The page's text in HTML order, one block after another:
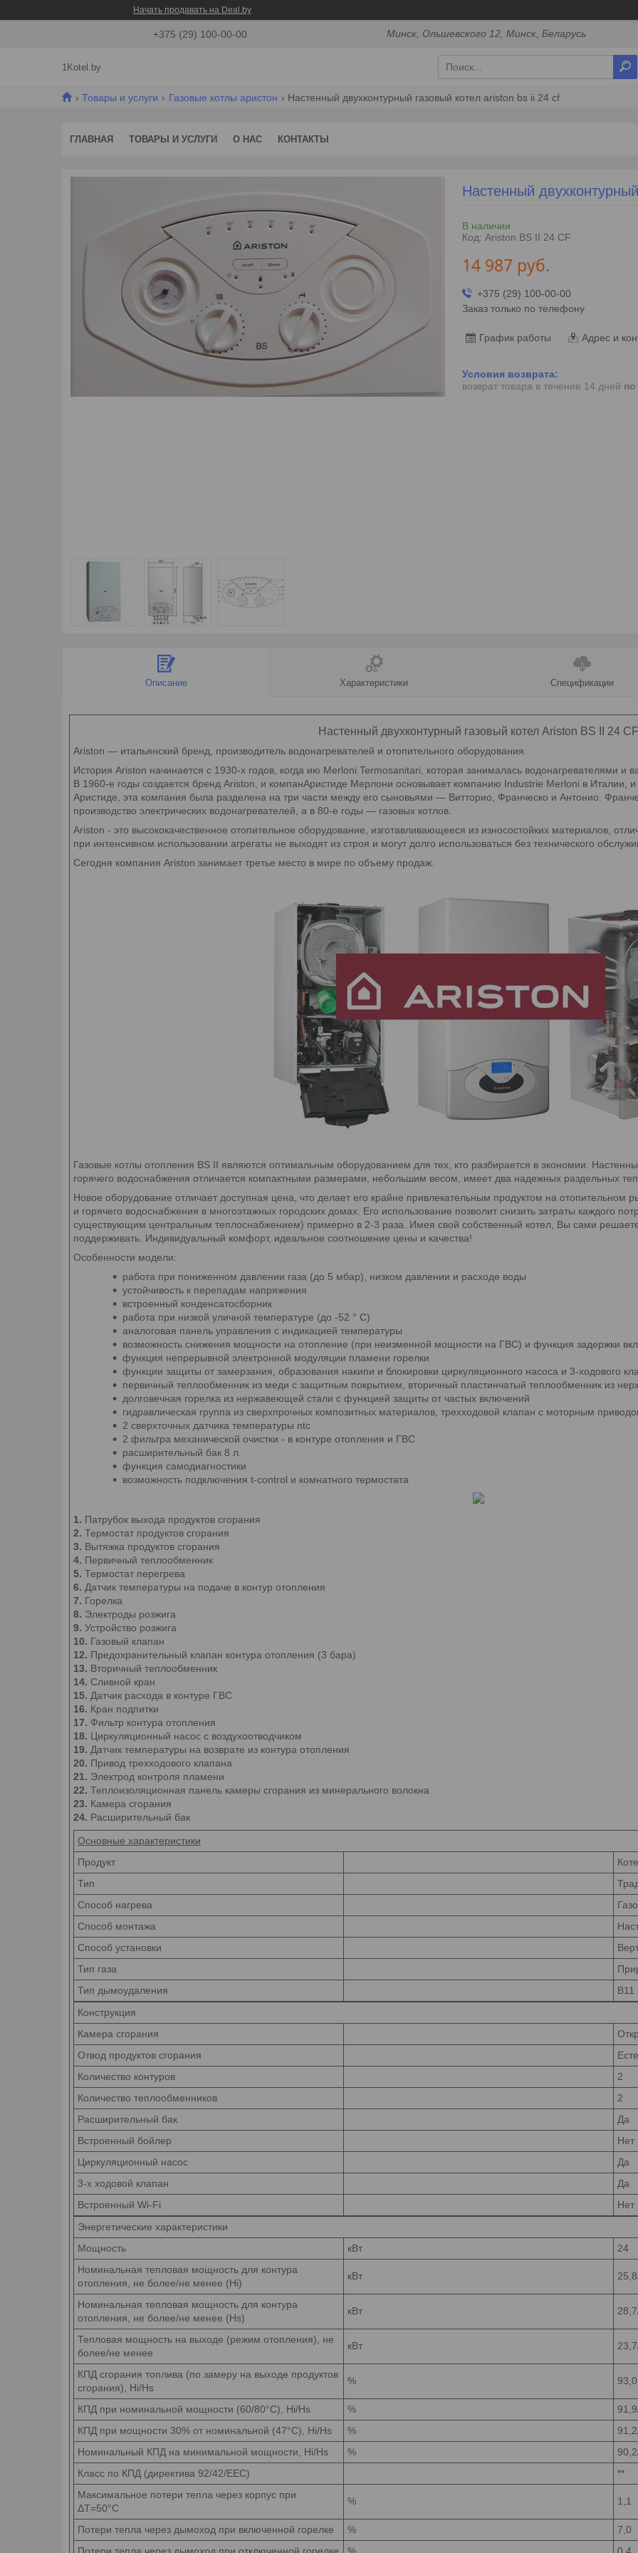
Начать продавать на Deal.by
+375 (29) 100-00-00 Минск, Ольшевского 12, Минск, Беларусь
1Kotel.by
Товары и услуги Газовые котлы аристон Настенный двухконтурный газовый котел ariston bs ii 24 cf
ГЛАВНАЯ ТОВАРЫ И УСЛУГИ О НАС КОНТАКТЫ
Настенный
В наличии
Код: Ariston BS II 24 CF
14 987 руб.
+375 (29) 100-00-00
Заказ только по телефону
График работы Адрес и
возврат товара в течение 14 дней
Описание Характеристики Спецификации
Настенный двухконтурный газовый котел Ariston BS II 24 CF
Ariston — итальянский бренд, производитель водонагревателей и отопительного оборудования.
История Ariston начинается с 1930-х годов, когда ию Merloni Termosanitari, которая занималась водонагревателями и
В 1960-е годы создается бренд Ariston, и компанАристиде Мерлони основывает компанию Industrie Merloni в Италии, и
Аристиде, эта компания была разделена на три части между его сыновьями — Витторио, Франческо и Антонио.
производство электрических водонагревателей, а в 80-е годы — газовых котлов.
Ariston - это высококачественное отопительное оборудование, изготавливающееся из износостойких материалов,
при интенсивном использовании агрегаты не выходят из строя и могут долго использоваться без технического
Сегодня компания Ariston занимает третье место в мире по объему продаж.
Газовые котлы отопления BS II являются оптимальным оборудованием для тех, кто разбирается в экономии.
горячего водоснабжения отличается компактными размерами, небольшим весом, имеет два надежных раздельных
Новое оборудование отличает доступная цена, что делает его крайне привлекательным продуктом на отопительном
и горячего водоснабжения в многоэтажных городских домах. Его использование позволит снизить затраты каждого
существующим центральным теплоснабжением) примерно в 2-3 раза. Имея свой собственный котел, Вы сами
поддерживать. Индивидуальный комфорт, идеальное соотношение цены и качества!
Особенности модели:
работа при пониженном давлении газа (до 5 мбар), низком давлении и расходе воды
устойчивость к перепадам напряжения
встроенный конденсатосборник
работа при низкой уличной температуре (до -52 ° С)
аналоговая панель управления с индикацией температуры
возможность снижения мощности на отопление (при неизменной мощности на ГВС) и функция задержки
функция непрерывной электронной модуляции пламени горелки
функции защиты от замерзания, образования накипи и блокировки циркуляционного насоса и 3-ходового
первичный теплообменник из меди с защитным покрытием, вторичный пластинчатый теплообменник из
долговечная горелка из нержавеющей стали с функцией защиты от частых включений
гидравлическая группа из сверхпрочных композитных материалов, трехходовой клапан с моторным
2 сверхточных датчика температуры ntc
2 фильтра механической очистки - в контуре отопления и ГВС
расширительный бак 8 л.
функция самодиагностики
возможность подключения t-control и комнатного термостата
1. Патрубок выхода продуктов сгорания
2. Термостат продуктов сгорания
3. Вытяжка продуктов сгорания
4. Первичный теплообменник
5. Термостат перегрева
6. Датчик температуры на подаче в контур отопления
7. Горелка
8. Электроды розжига
9. Устройство розжига
10. Газовый клапан
12. Предохранительный клапан контура отопления (3 бара)
13. Вторичный теплообменник
14. Сливной кран
15. Датчик расхода в контуре ГВС
16. Кран подпитки
17. Фильтр контура отопления
18. Циркуляционный насос с воздухоотводчиком
19. Датчик температуры на возврате из контура отопления
20. Привод трехходового клапана
21. Электрод контроля пламени
22. Теплоизоляционная панель камеры сгорания из минерального волокна
23. Камера сгорания
24. Расширительный бак
Основные характеристики
Продукт
Тип
Способ нагрева
Способ монтажа
Способ установки
Тип газа
Тип дымоудаления
B11
Конструкция
Камера сгорания
Отвод продуктов сгорания
Количество контуров
2
Количество теплообменников
2
Расширительный бак
Да
Встроенный бойлер
Нет
Циркуляционный насос
Да
3-х ходовой клапан
Да
Встроенный Wi-Fi
Нет
Энергетические характеристики
Мощность
кВт
24
Номинальная тепловая мощность для контура
отопления, не более/не менее (Hi)
кВт
Номинальная тепловая мощность для контура
отопления, не более/не менее (Hs)
кВт
Тепловая мощность на выходе (режим отопления), не
более/не менее
кВт
КПД сгорания топлива (по замеру на выходе продуктов
сгорания), Hi/Hs
% 93,0
КПД при номинальной мощности (60/80°С), Hi/Hs %
КПД при мощности 30% от номинальной (47°С), Hi/Hs
%
Номинальный КПД на минимальной мощности, Hi/Hs
%
Класс по КПД (директива 92/42/EEC)
**
Максимальное потери тепла через корпус при
ΔT=50°C
% 1,1
Потери тепла через дымоход при включенной горелке %
7,0